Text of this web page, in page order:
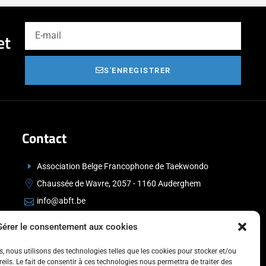
le consentement aux cookies
nous utilisons des technologies telles que les cookies pour stocker et/ou
Le fait de consentir à ces technologies nous permettra de traiter des
S'ENREGISTRER
Contact
Association Belge Francophone de Taekwondo
Chaussée de Wavre, 2057 - 1160 Auderghem
info@abft.be